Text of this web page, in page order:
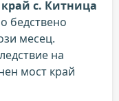
с. Китница
бедствено
месец.
на
мост край